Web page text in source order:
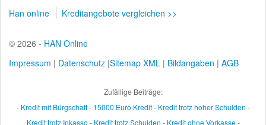
Han online Kreditangebote vergleichen >>
© 2026 - HAN Online
Impressum | Datenschutz |Sitemap XML | Bildangaben | AGB
Zufällige Beiträge:
- Kredit mit Bürgschaft- 15000 Euro Kredit- Kredit trotz hoher Schulden -
Kredit trotz Inkasso - Kredit trotz Schulden - Kredit ohne Vorkasse-